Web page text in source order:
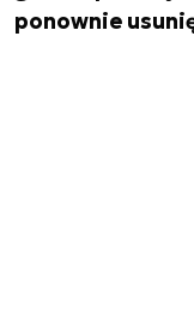
ponownie